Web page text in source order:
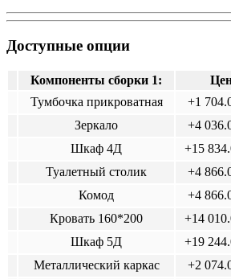
Доступные опции
Компоненты сборки 1:
Тумбочка прикроватная
+1
Зеркало
+4
Шкаф 4Д
+15
Туалетный столик
+4
Комод
+4
Кровать 160*200
+14
Шкаф 5Д
+19
Металлический каркас
+2